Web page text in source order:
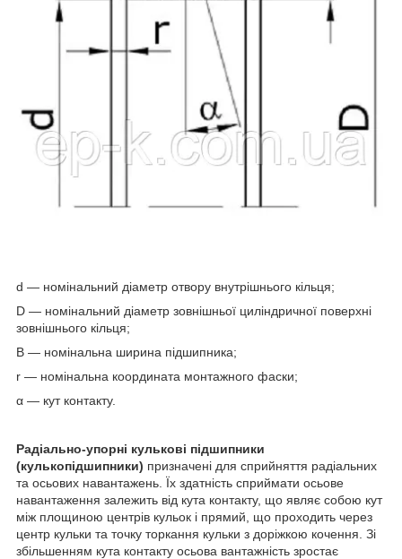
d — номінальний діаметр отвору внутрішнього кільця;
D — номінальний діаметр зовнішньої циліндричної поверхні
зовнішнього кільця;
B — номінальна ширина підшипника;
r — номінальна координата монтажного фаски;
α — кут контакту.
Радіально-упорні кулькові підшипники
(кулькопідшипники) призначені для сприйняття радіальних
та осьових навантажень. Їх здатність сприймати осьове
навантаження залежить від кута контакту, що являє собою кут
між площиною центрів кульок і прямий, що проходить через
центр кульки та точку торкання кульки з доріжкою кочення. Зі
збільшенням кута контакту осьова вантажність зростає